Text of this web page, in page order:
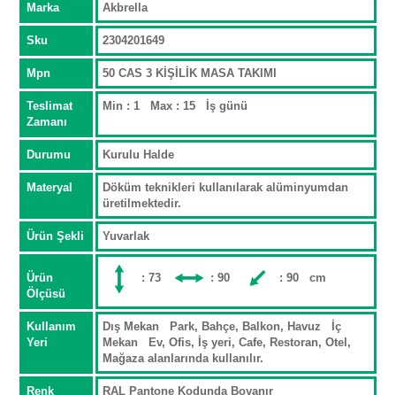
Marka Akbrella
Sku 2304201649
Mpn 50 CAS 3 KİŞİLİK MASA TAKIMI
Teslimat
Zamanı
Min : 1 Max : 15 İş günü
Durumu Kurulu Halde
Materyal
Döküm teknikleri kullanılarak alüminyumdan
üretilmektedir.
Ürün Şekli Yuvarlak
Ürün
Ölçüsü
: 73 : 90 : 90 cm
Kullanım
Yeri
Dış Mekan Park, Bahçe, Balkon, Havuz İç
Mekan Ev, Ofis, İş yeri, Cafe, Restoran, Otel,
Mağaza alanlarında kullanılır.
Renk
RAL Pantone Kodunda Boyanır